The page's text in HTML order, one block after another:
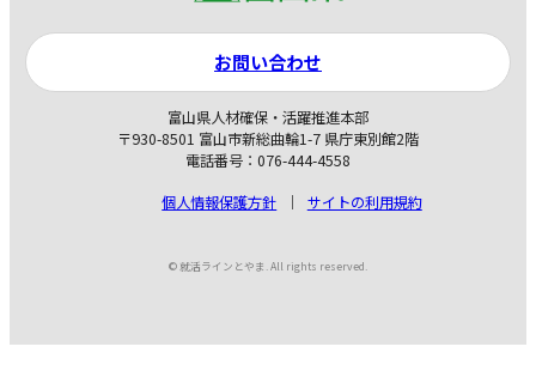
富山県人材確保・活躍推進本部
〒930-8501 富山市新総曲輪1-7 県庁東別館2階
電話番号：076-444-4558
個人情報保護方針
サイトの利用規約
お問い合わせ
© 就活ラインとやま. All rights reserved.